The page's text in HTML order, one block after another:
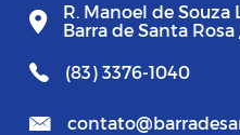
R. Manoel de Souza
Barra de Santa Rosa
(83) 3376-1040